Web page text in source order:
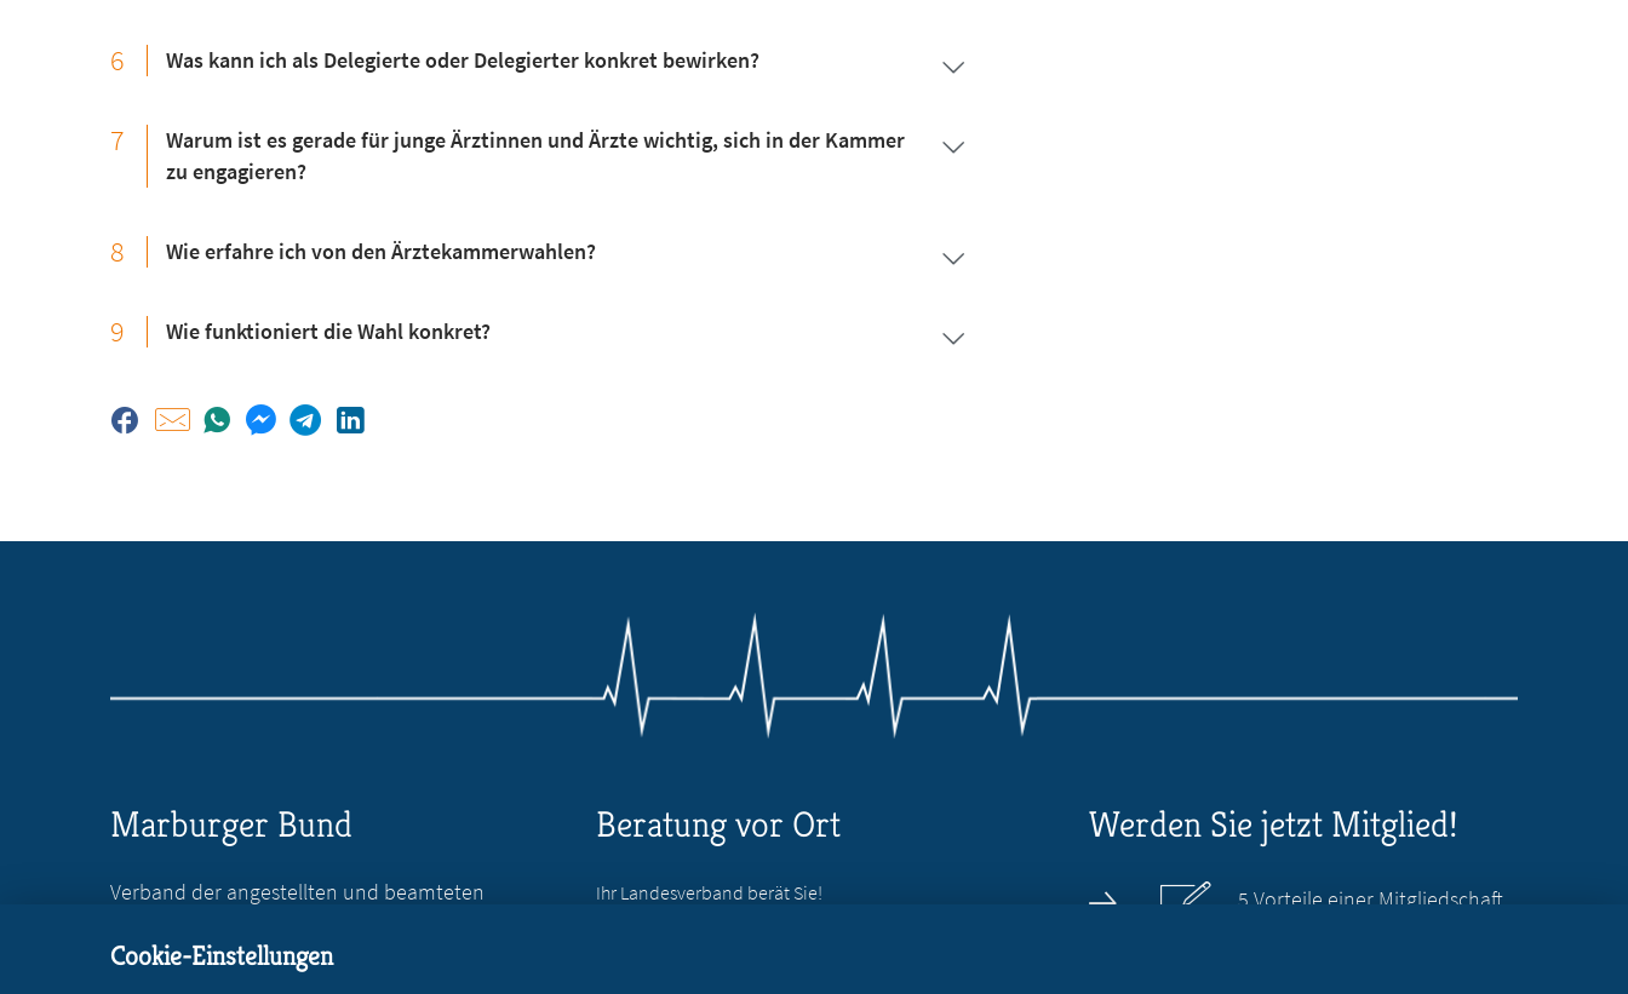
6 Was kann ich als Delegierte oder Delegierter konkret bewirken?
7
Warum ist es gerade für junge Ärztinnen und Ärzte wichtig, sich in der Kammer
zu engagieren?
8 Wie erfahre ich von den Ärztekammerwahlen?
9 Wie funktioniert die Wahl konkret?
Marburger Bund
Verband der angestellten und beamteten
Reinhardtstr. 36
Beratung vor Ort
Ihr Landesverband berät Sie!
Werden Sie jetzt Mitglied!
5 Vorteile einer Mitgliedschaft
Cookie-Einstellungen